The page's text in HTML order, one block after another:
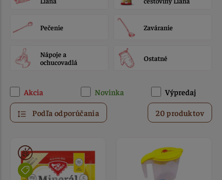
Pečenie Zaváranie
Nápoje a
ochucovadlá
Ostatné
Akcia Novinka Výpredaj
Podľa odporúčania 20 produktov